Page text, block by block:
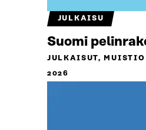
JULKAISU
Suomi
JULKAISUT, MUISTIO
2026